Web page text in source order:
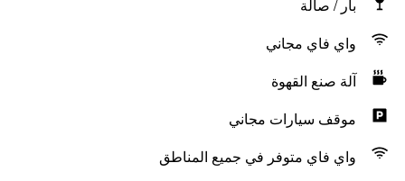
بار / صالة
واي فاي مجاني
آلة صنع القهوة
موقف سيارات مجاني
واي فاي متوفر في جميع المناطق